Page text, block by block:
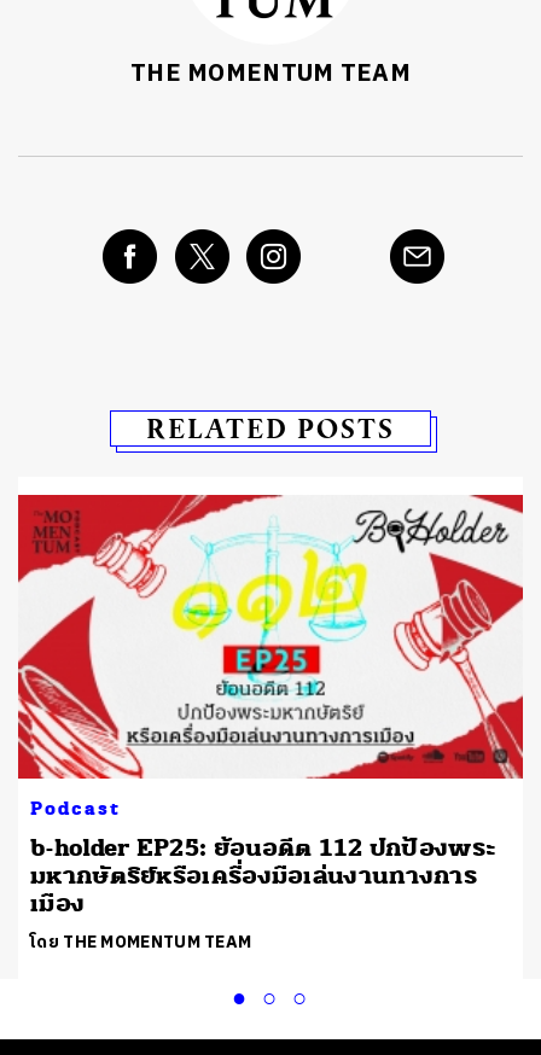
THE MOMENTUM TEAM
RELATED POSTS
Podcast
b-holder EP25: ย้อนอดีต 112 ปกป้องพระ
มหากษัตริย์หรือเครื่องมือเล่นงานทางการ
เมือง
โดย THE MOMENTUM TEAM